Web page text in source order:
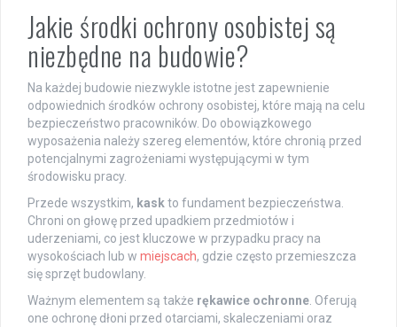
Jakie środki ochrony osobistej są
niezbędne na budowie?
Na każdej budowie niezwykle istotne jest zapewnienie
odpowiednich środków ochrony osobistej, które mają na celu
bezpieczeństwo pracowników. Do obowiązkowego
wyposażenia należy szereg elementów, które chronią przed
potencjalnymi zagrożeniami występującymi w tym
środowisku pracy.
Przede wszystkim, kaskto fundament bezpieczeństwa.
Chroni on głowę przed upadkiem przedmiotów i
uderzeniami, co jest kluczowe w przypadku pracy na
wysokościach lub w miejscach, gdzie często przemieszcza
się sprzęt budowlany.
Ważnym elementem są także rękawice ochronne . Oferują
one ochronę dłoni przed otarciami, skaleczeniami oraz